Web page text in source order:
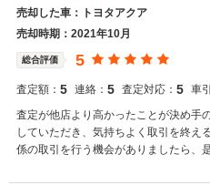
売却した車：トヨタアクア
売却時期：2021年10月
総合評価 5
査定額： 5 連絡： 5 査定対応： 5 車
査定が他店より高かったことが決め手
していただき、気持ちよく取引を終え
係の取引を行う機会がありましたら、